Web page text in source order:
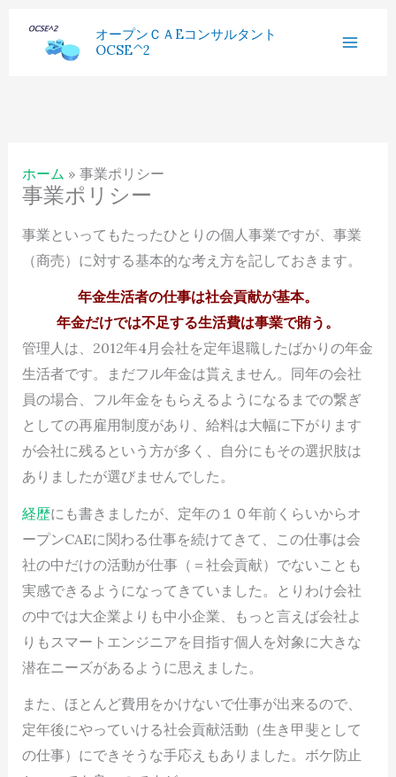
オープンＣＡEコンサルタント
OCSE^2
ホーム 事業ポリシー
事業ポリシー
事業といってもたったひとりの個人事業ですが、事業
（商売）に対する基本的な考え方を記しておきます。
年金生活者の仕事は社会貢献が基本。
年金だけでは不足する生活費は事業で賄う。
管理人は、2012年4月会社を定年退職したばかりの年金
生活者です。まだフル年金は貰えません。同年の会社
員の場合、フル年金をもらえるようになるまでの繋ぎ
としての再雇用制度があり、給料は大幅に下がります
が会社に残るという方が多く、自分にもその選択肢は
ありましたが選びませんでした。
経歴にも書きましたが、定年の１０年前くらいからオ
ープンCAEに関わる仕事を続けてきて、この仕事は会
社の中だけの活動が仕事（＝社会貢献）でないことも
実感できるようになってきていました。とりわけ会社
の中では大企業よりも中小企業、もっと言えば会社よ
りもスマートエンジニアを目指す個人を対象に大きな
潜在ニーズがあるように思えました。
また、ほとんど費用をかけないで仕事が出来るので、
定年後にやっていける社会貢献活動（生き甲斐として
の仕事）にできそうな手応えもありました。ボケ防止
過